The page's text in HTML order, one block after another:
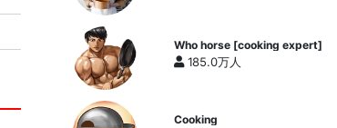
Who horse [cooking expert]
185.0万人
Cooking